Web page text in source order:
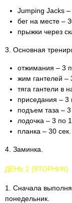
Jumping Jacks –
бег на месте –
прыжки через
3. Основная
отжимания – 3
жим гантелей –
тяга гантели в
приседания – 3
подъем таза –
лодочка – 3 по
планка – 30 сек.
4. Заминка.
ДЕНЬ 2 (ВТОРНИК)
1. Сначала
понедельник.